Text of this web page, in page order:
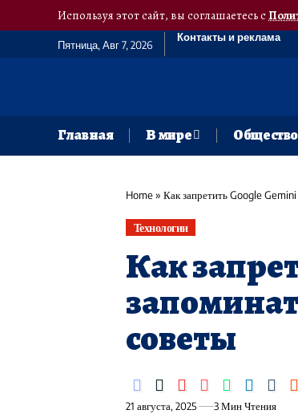
Используя этот сайт, вы соглашаетесь с
Пятница, Авг 7, 2026
Контакты и реклама
Главная В мире Общество
Home» Как запретить Google
Технологии
Как
советы
21 августа, 2025 3 Мин Чтения